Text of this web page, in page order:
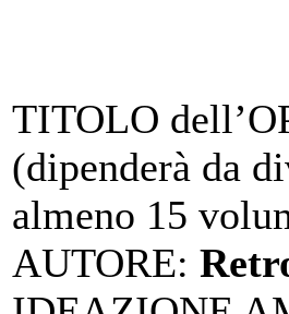
TITOLO
(dipenderà da
almeno 15
AUTORE: